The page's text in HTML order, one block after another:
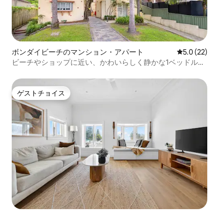
ボンダイビーチのマンション・アパート レビュー22
5.0 (22)
ビーチやショップに近い、かわいらしく静かな1ベッドルー
ゲストチョイス
ゲストチョイス